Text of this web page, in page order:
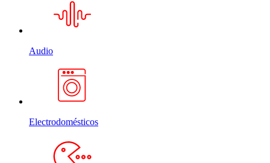
Audio
Electrodomésticos